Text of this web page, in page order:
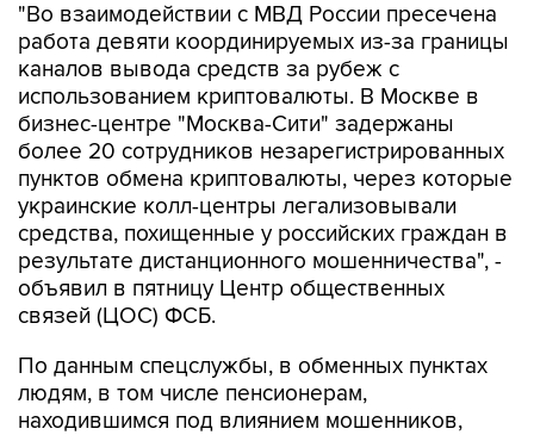
"Во взаимодействии с МВД России пресечена
работа девяти координируемых из-за границы
каналов вывода средств за рубеж с
использованием криптовалюты. В Москве в
бизнес-центре "Москва-Сити" задержаны
более 20 сотрудников незарегистрированных
пунктов обмена криптовалюты, через которые
украинские колл-центры легализовывали
средства, похищенные у российских граждан в
результате дистанционного мошенничества", -
объявил в пятницу Центр общественных
связей (ЦОС) ФСБ.
По данным спецслужбы, в обменных пунктах
людям, в том числе пенсионерам,
находившимся под влиянием мошенников,